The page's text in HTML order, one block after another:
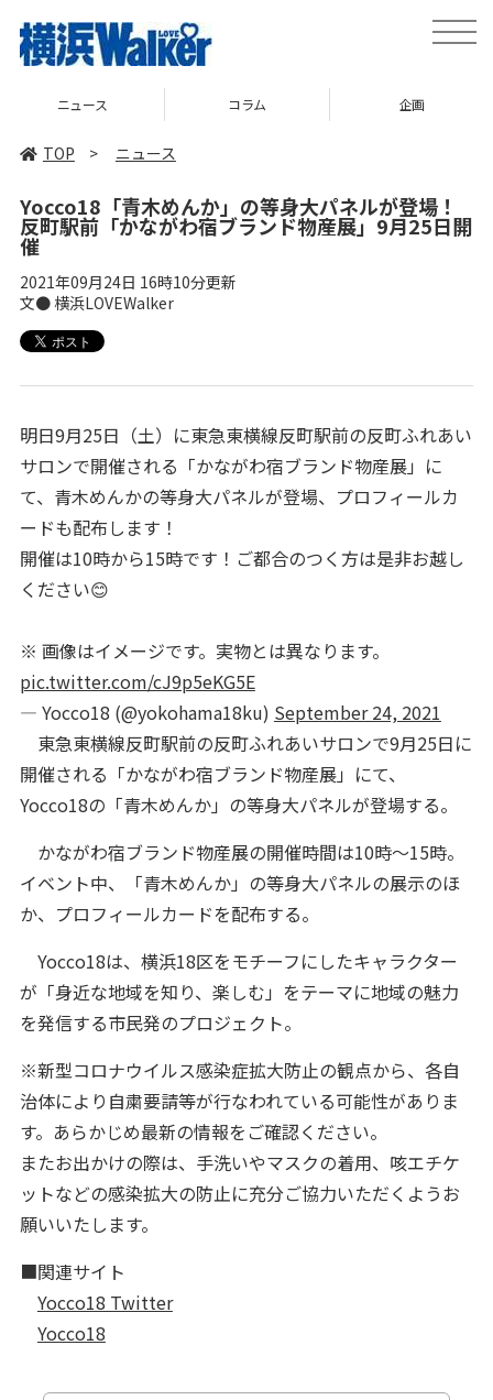
toggle
ニュース コラム 企画
TOP > ニュース
Yocco18「青木めんか」の等身大パネルが登場！
反町駅前「かながわ宿ブランド物産展」9月25日開
催
2021年09月24日 16時10分更新
文● 横浜LOVEWalker
明日9月25日（土）に東急東横線反町駅前の反町ふれあい
サロンで開催される「かながわ宿ブランド物産展」に
て、青木めんかの等身大パネルが登場、プロフィールカ
ードも配布します！
開催は10時から15時です！ご都合のつく方は是非お越し
ください😊
※ 画像はイメージです。実物とは異なります。
pic.twitter.com/cJ9p5eKG5E
— Yocco18 (@yokohama18ku) September 24, 2021
東急東横線反町駅前の反町ふれあいサロンで9月25日に
開催される「かながわ宿ブランド物産展」にて、
Yocco18の「青木めんか」の等身大パネルが登場する。
かながわ宿ブランド物産展の開催時間は10時～15時。
イベント中、「青木めんか」の等身大パネルの展示のほ
か、プロフィールカードを配布する。
Yocco18は、横浜18区をモチーフにしたキャラクター
が「身近な地域を知り、楽しむ」をテーマに地域の魅力
を発信する市民発のプロジェクト。
※新型コロナウイルス感染症拡大防止の観点から、各自
治体により自粛要請等が行なわれている可能性がありま
す。あらかじめ最新の情報をご確認ください。
またお出かけの際は、手洗いやマスクの着用、咳エチケ
ットなどの感染拡大の防止に充分ご協力いただくようお
願いいたします。
■関連サイト
Yocco18 Twitter
Yocco18